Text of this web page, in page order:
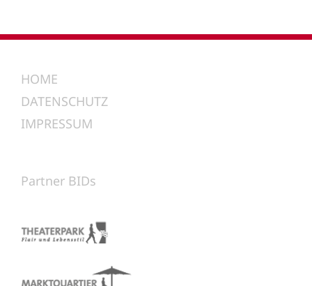
HOME
DATENSCHUTZ
IMPRESSUM
Partner BIDs